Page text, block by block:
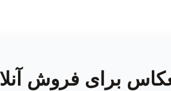
برای فروش